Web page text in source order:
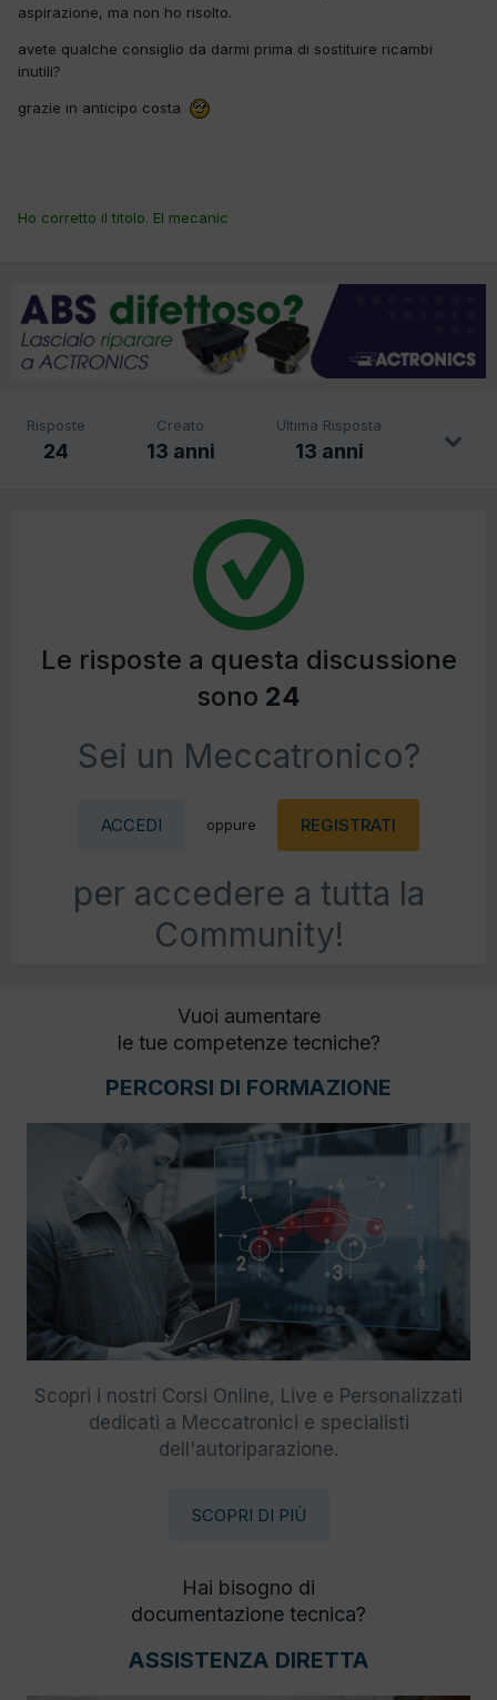
aspirazione, ma non ho risolto.
avete qualche consiglio da darmi prima di sostituire ricambi
inutili?
grazie in anticipo costa
Ho corretto il titolo. El mecanic
Risposte
24
Creato
13 anni
Ultima Risposta
13 anni
Le risposte a questa discussione
sono 24
Sei un Meccatronico?
ACCEDI oppure REGISTRATI
per accedere a tutta la
Community!
Vuoi aumentare
le tue competenze tecniche?
PERCORSI DI FORMAZIONE
Scopri i nostri Corsi Online, Live e Personalizzati
dedicati a Meccatronici e specialisti
dell'autoriparazione.
SCOPRI DI PIÙ
Hai bisogno di
documentazione tecnica?
ASSISTENZA DIRETTA